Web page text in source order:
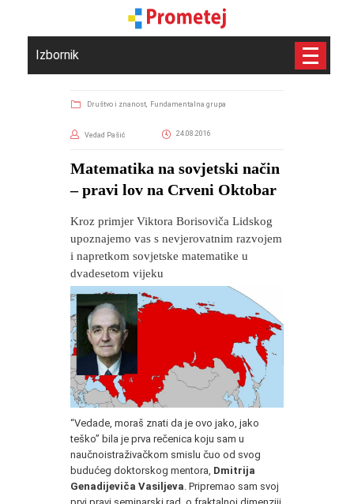
Izbornik
Društvo i znanost, Fundamentalna grupa
Vedad Pašić 24.08.2016
Matematika na sovjetski način
– pravi lov na Crveni Oktobar
Kroz primjer Viktora Borisoviča Lidskog
upoznajemo vas s nevjerovatnim razvojem
i napretkom sovjetske matematike u
dvadesetom vijeku
“Vedade, moraš znati da je ovo jako, jako
teško” bila je prva rečenica koju sam u
naučnoistraživačkom smislu čuo od svog
budućeg doktorskog mentora, Dmitrija
Genadijeviča Vasiljeva . Pripremao sam svoj